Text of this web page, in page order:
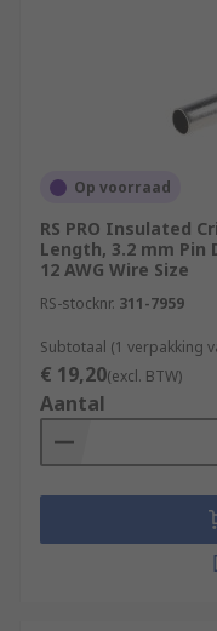
Op voorraad
RS PRO Insulated
Length, 3.2 mm Pin
12 AWG Wire Size
RS-stocknr. 311-7959
Subtotaal (1 verpakking
€ 19,20(excl. BTW)
Aantal